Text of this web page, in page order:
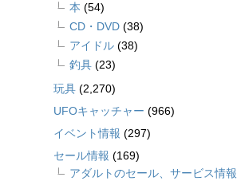
本 (54)
CD・DVD (38)
アイドル (38)
釣具 (23)
玩具 (2,270)
UFOキャッチャー (966)
イベント情報 (297)
セール情報 (169)
アダルトのセール、サービス情報